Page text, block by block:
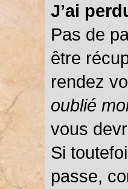
J’ai
Pas de
être
rendez
oublié
vous
Si
passe,